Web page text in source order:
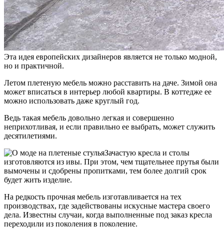
Эта идея европейских дизайнеров является не только модной,
но и практичной.
Летом плетеную мебель можно расставить на даче. Зимой она
может вписаться в интерьер любой квартиры. В коттедже ее
можно использовать даже круглый год.
Ведь такая мебель довольно легкая и совершенно
неприхотливая, и если правильно ее выбрать, может служить
десятилетиями.
Зачастую кресла и столы
изготовляются из ивы. При этом, чем тщательнее прутья были
вымочены и сдобрены пропитками, тем более долгий срок
будет жить изделие.
На редкость прочная мебель изготавливается на тех
производствах, где задействованы искусные мастера своего
дела. Известны случаи, когда выполненные под заказ кресла
переходили из поколения в поколение.